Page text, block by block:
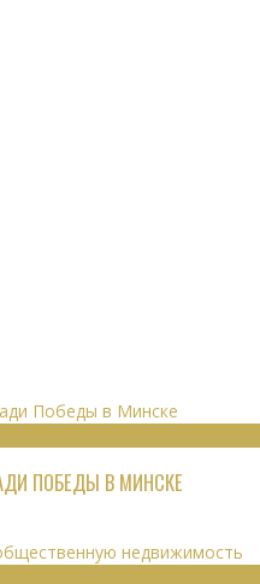
ПОБЕДЫ В МИНСКЕ